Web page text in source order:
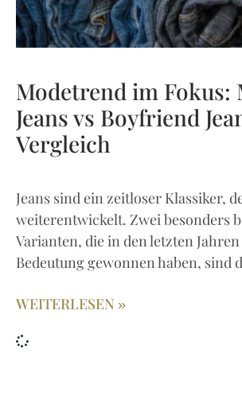
Modetrend im Fokus:
Jeans vs Boyfriend
Vergleich
Jeans sind ein zeitloser Klassiker,
weiterentwickelt. Zwei besonders
Varianten, die in den letzten
Bedeutung gewonnen haben, sind
WEITERLESEN »